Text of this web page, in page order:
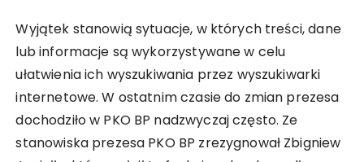
Wyjątek stanowią sytuacje, w których treści, dane
lub informacje są wykorzystywane w celu
ułatwienia ich wyszukiwania przez wyszukiwarki
internetowe. W ostatnim czasie do zmian prezesa
dochodziło w PKO BP nadzwyczaj często. Ze
stanowiska prezesa PKO BP zrezygnował Zbigniew